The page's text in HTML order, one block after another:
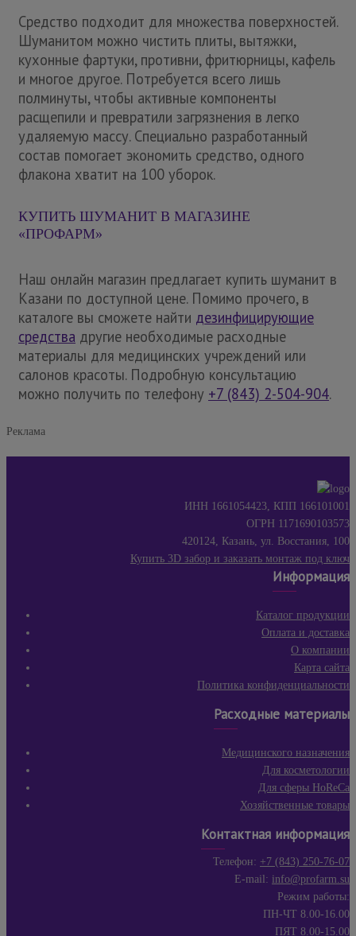
Средство подходит для множества поверхностей.
Шуманитом можно чистить плиты, вытяжки,
кухонные фартуки, противни, фритюрницы, кафель
и многое другое. Потребуется всего лишь
полминуты, чтобы активные компоненты
расщепили и превратили загрязнения в легко
удаляемую массу. Специально разработанный
состав помогает экономить средство, одного
флакона хватит на 100 уборок.
КУПИТЬ ШУМАНИТ В МАГАЗИНЕ
«ПРОФАРМ»
Наш онлайн магазин предлагает купить шуманит в
Казани по доступной цене. Помимо прочего, в
каталоге вы сможете найти дезинфицирующие
средства другие необходимые расходные
материалы для медицинских учреждений или
салонов красоты. Подробную консультацию
можно получить по телефону +7 (843) 2-504-904.
Реклама
ИНН 1661054423, КПП 166101001
ОГРН 1171690103573
420124, Казань, ул. Восстания, 100
Купить 3D забор и заказать монтаж под ключ
Информация
Каталог продукции
Оплата и доставка
О компании
Карта сайта
Политика конфиденциальности
Расходные материалы
Медицинского назначения
Для косметологии
Для сферы HoReCa
Хозяйственные товары
Контактная информация
Телефон: +7 (843) 250-76-07
E-mail: info@profarm.su
Режим работы:
ПН-ЧТ 8.00-16.00
ПЯТ 8.00-15.00